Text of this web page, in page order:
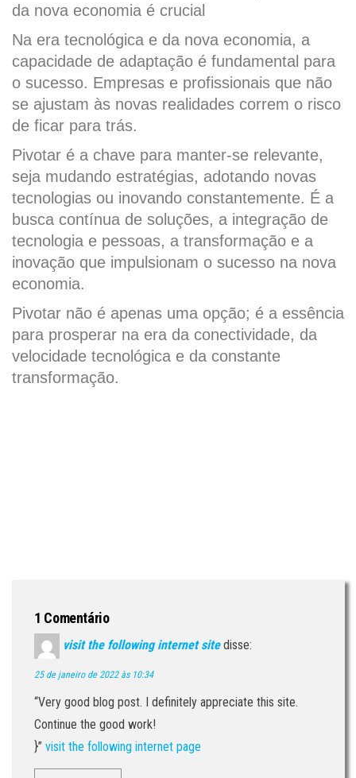
da nova economia é crucial
Na era tecnológica e da nova economia, a
capacidade de adaptação é fundamental para
o sucesso. Empresas e profissionais que não
se ajustam às novas realidades correm o risco
de ficar para trás.
Pivotar é a chave para manter-se relevante,
seja mudando estratégias, adotando novas
tecnologias ou inovando constantemente. É a
busca contínua de soluções, a integração de
tecnologia e pessoas, a transformação e a
inovação que impulsionam o sucesso na nova
economia.
Pivotar não é apenas uma opção; é a essência
para prosperar na era da conectividade, da
velocidade tecnológica e da constante
transformação.
1 Comentário
visit the following internet site disse:
25 de janeiro de 2022 às 10:34
“Very good blog post. I definitely appreciate this site.
Continue the good work!
}” visit the following internet page